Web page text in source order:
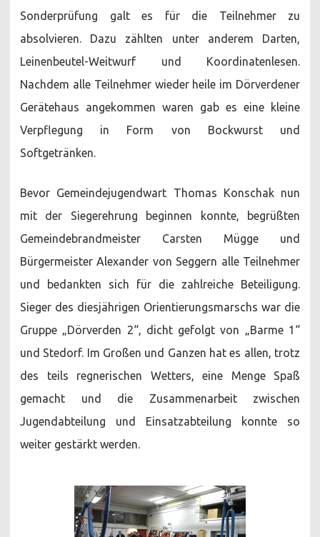
Sonderprüfung galt es für die Teilnehmer zu
absolvieren. Dazu zählten unter anderem Darten,
Leinenbeutel-Weitwurf und Koordinatenlesen.
Nachdem alle Teilnehmer wieder heile im Dörverdener
Gerätehaus angekommen waren gab es eine kleine
Verpflegung in Form von Bockwurst und
Softgetränken.
Bevor Gemeindejugendwart Thomas Konschak nun
mit der Siegerehrung beginnen konnte, begrüßten
Gemeindebrandmeister Carsten Mügge und
Bürgermeister Alexander von Seggern alle Teilnehmer
und bedankten sich für die zahlreiche Beteiligung.
Sieger des diesjährigen Orientierungsmarschs war die
Gruppe „Dörverden 2“, dicht gefolgt von „Barme 1“
und Stedorf. Im Großen und Ganzen hat es allen, trotz
des teils regnerischen Wetters, eine Menge Spaß
gemacht und die Zusammenarbeit zwischen
Jugendabteilung und Einsatzabteilung konnte so
weiter gestärkt werden.